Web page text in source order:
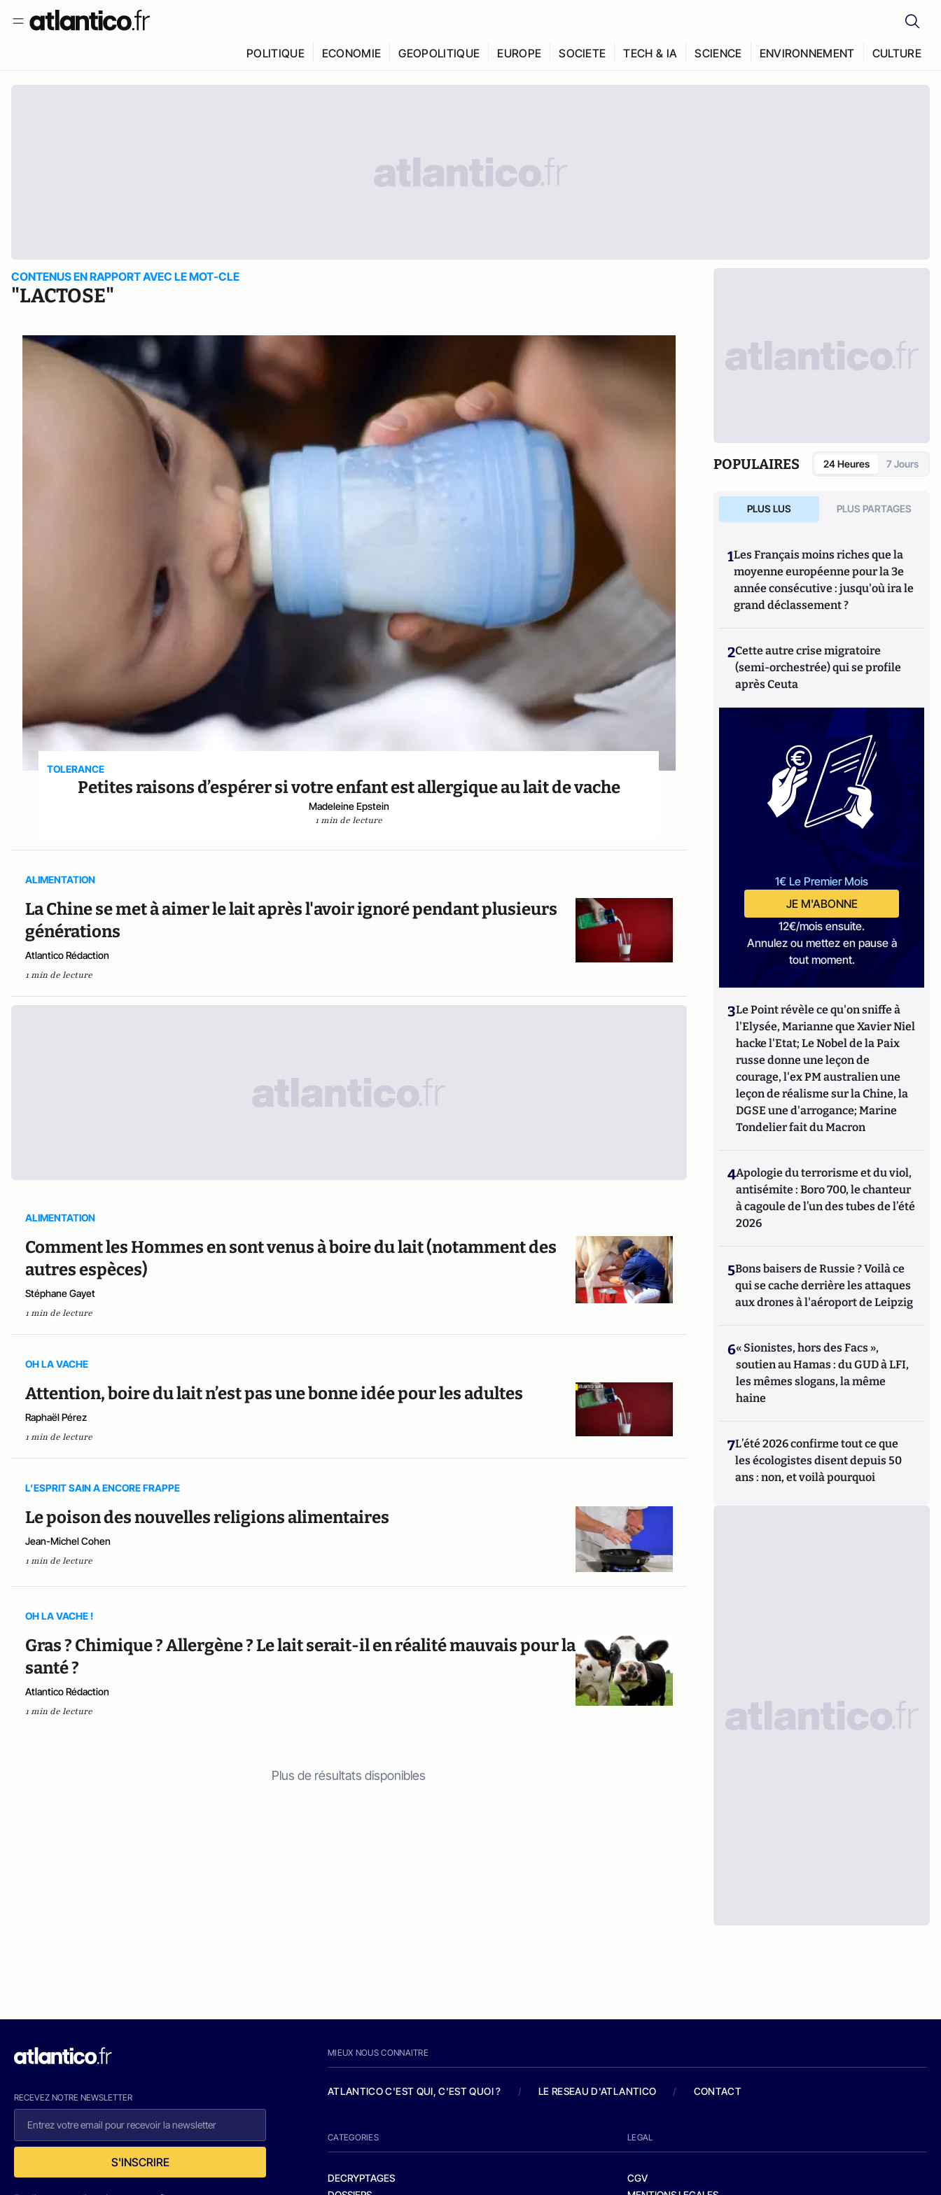
POLITIQUE ECONOMIE GEOPOLITIQUE EUROPE SOCIETE TECH & IA SCIENCE ENVIRONNEMENT CULTURE
CONTENUS EN RAPPORT AVEC LE MOT-CLE
"LACTOSE"
TOLERANCE
Petites raisons d’espérer si votre enfant est allergique au lait de vache
Madeleine Epstein
1 min de lecture
ALIMENTATION
La Chine se met à aimer le lait après l'avoir ignoré pendant plusieurs
générations
Atlantico Rédaction
1 min de lecture
ALIMENTATION
Comment les Hommes en sont venus à boire du lait (notamment des
autres espèces)
Stéphane Gayet
1 min de lecture
OH LA VACHE
Attention, boire du lait n’est pas une bonne idée pour les adultes
Raphaël Pérez
1 min de lecture
L’ESPRIT SAIN A ENCORE FRAPPE
Le poison des nouvelles religions alimentaires
Jean-Michel Cohen
1 min de lecture
OH LA VACHE !
Gras ? Chimique ? Allergène ? Le lait serait-il en réalité mauvais pour la
santé ?
Atlantico Rédaction
1 min de lecture
Plus de résultats disponibles
POPULAIRES 24 Heures 7 Jours
PLUS LUS PLUS PARTAGES
1Les Français moins riches que la
moyenne européenne pour la 3e
année consécutive : jusqu'où ira le
grand déclassement ?
2Cette autre crise migratoire
(semi-orchestrée) qui se profile
après Ceuta
1€ Le Premier Mois
JE M'ABONNE
12€/mois ensuite.
Annulez ou mettez en pause à
tout moment.
3Le Point révèle ce qu'on sniffe à
l'Elysée, Marianne que Xavier Niel
hacke l'Etat; Le Nobel de la Paix
russe donne une leçon de
courage, l'ex PM australien une
leçon de réalisme sur la Chine, la
DGSE une d'arrogance; Marine
Tondelier fait du Macron
4Apologie du terrorisme et du viol,
antisémite : Boro 700, le chanteur
à cagoule de l’un des tubes de l’été
2026
5Bons baisers de Russie ? Voilà ce
qui se cache derrière les attaques
aux drones à l'aéroport de Leipzig
6« Sionistes, hors des Facs »,
soutien au Hamas : du GUD à LFI,
les mêmes slogans, la même
haine
7L’été 2026 confirme tout ce que
les écologistes disent depuis 50
ans : non, et voilà pourquoi
RECEVEZ NOTRE NEWSLETTER
S'INSCRIRE
MIEUX NOUS CONNAITRE
ATLANTICO C'EST QUI, C'EST QUOI ? / LE RESEAU D'ATLANTICO / CONTACT
CATEGORIES
DECRYPTAGES
LEGAL
CGV